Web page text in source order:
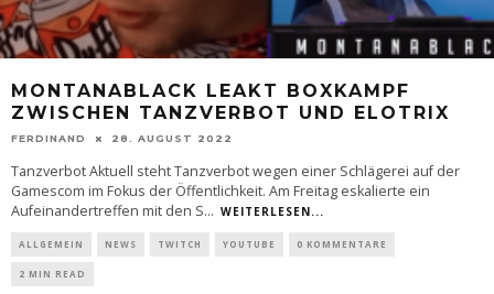
MONTANABLACK LEAKT BOXKAMPF
ZWISCHEN TANZVERBOT UND ELOTRIX
FERDINAND 28. AUGUST 2022
Tanzverbot Aktuell steht Tanzverbot wegen einer Schlägerei auf der
Gamescom im Fokus der Öffentlichkeit. Am Freitag eskalierte ein
Aufeinandertreffen mit den S... WEITERLESEN...
ALLGEMEIN NEWS TWITCH YOUTUBE 0 KOMMENTARE
2 MIN READ